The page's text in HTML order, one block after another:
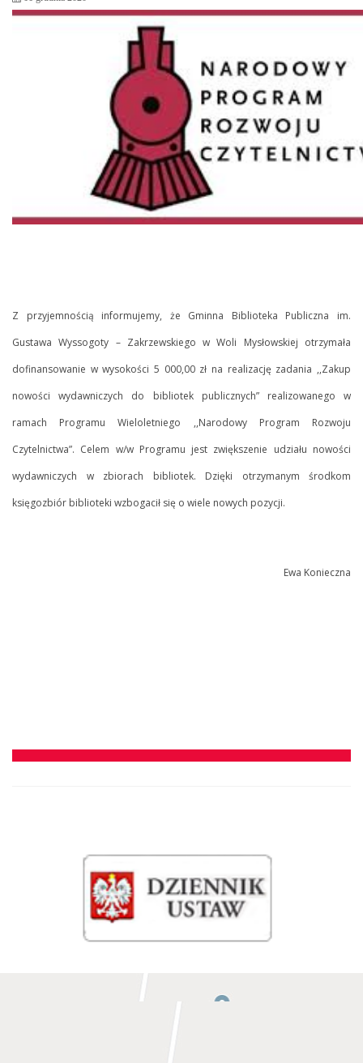
Z przyjemnością informujemy, że Gminna Biblioteka Publiczna im.
Gustawa Wyssogoty – Zakrzewskiego w Woli Mysłowskiej otrzymała
dofinansowanie w wysokości 5 000,00 zł na realizację zadania ,,Zakup
nowości wydawniczych do bibliotek publicznych” realizowanego w
ramach Programu Wieloletniego ,,Narodowy Program Rozwoju
Czytelnictwa”. Celem w/w Programu jest zwiększenie udziału nowości
wydawniczych w zbiorach bibliotek. Dzięki otrzymanym środkom
księgozbiór biblioteki wzbogacił się o wiele nowych pozycji.
Ewa Konieczna